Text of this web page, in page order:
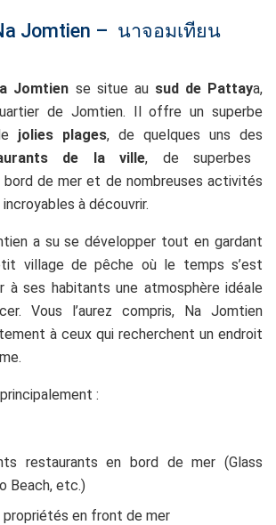
Jomtien – นาจอมเทียน
Jomtien se situe au sud de Pattaya,
de Jomtien. Il offre un superbe
jolies plages, de quelques uns des
de la ville, de superbes
de mer et de nombreuses activités
à découvrir.
a su se développer tout en gardant
village de pêche où le temps s’est
à ses habitants une atmosphère idéale
Vous l’aurez compris, Na Jomtien
à ceux qui recherchent un endroit
:
restaurants en bord de mer (Glass
Beach, etc.)
propriétés en front de mer